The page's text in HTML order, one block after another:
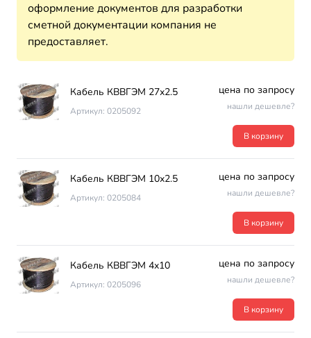
оформление документов для разработки
сметной документации компания не
предоставляет.
Кабель КВВГЭМ 27х2.5
Артикул: 0205092
цена по запросу
нашли дешевле?
В корзину
Кабель КВВГЭМ 10х2.5
Артикул: 0205084
цена по запросу
нашли дешевле?
В корзину
Кабель КВВГЭМ 4х10
Артикул: 0205096
цена по запросу
нашли дешевле?
В корзину